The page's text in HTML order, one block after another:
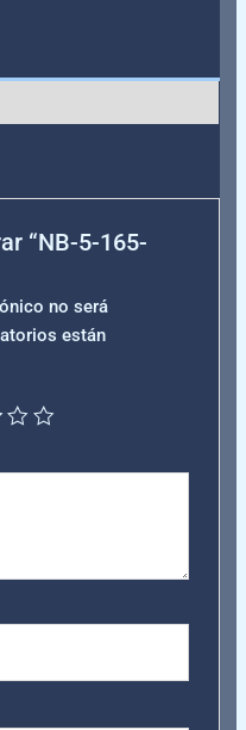
“NB-5-165-
no será
están